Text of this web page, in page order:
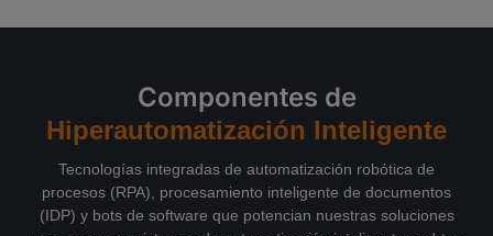
Componentes de
Hiperautomatización Inteligente
Tecnologías integradas de automatización robótica de
procesos (RPA), procesamiento inteligente de documentos
(IDP) y bots de software que potencian nuestras soluciones